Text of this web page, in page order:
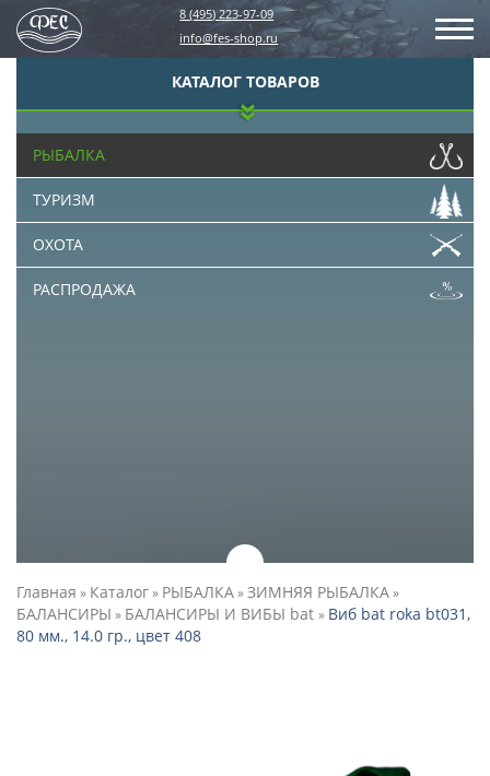
8 (495) 223-97-09
info@fes-shop.ru
КАТАЛОГ ТОВАРОВ
РЫБАЛКА
ТУРИЗМ
ОХОТА
РАСПРОДАЖА
Главная » Каталог» РЫБАЛКА»ЗИМНЯЯ РЫБАЛКА»
БАЛАНСИРЫ » БАЛАНСИРЫ И ВИБЫ bat » Виб bat roka bt031,
80 мм., 14.0 гр., цвет 408